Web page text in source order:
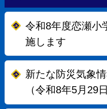
令和8年度恋瀬小
施します
新たな防災気象
（令和8年5月29